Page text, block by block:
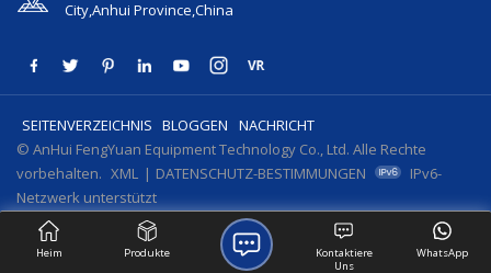
City,Anhui Province,China
SEITENVERZEICHNIS BLOGGEN
NACHRICHT
© AnHui FengYuan Equipment Technology Co., Ltd. Alle Rechte
vorbehalten. XML | DATENSCHUTZ-BESTIMMUNGEN
IPv6-
Netzwerk unterstützt
Heim Produkte WhatsApp
Kontaktiere
Uns